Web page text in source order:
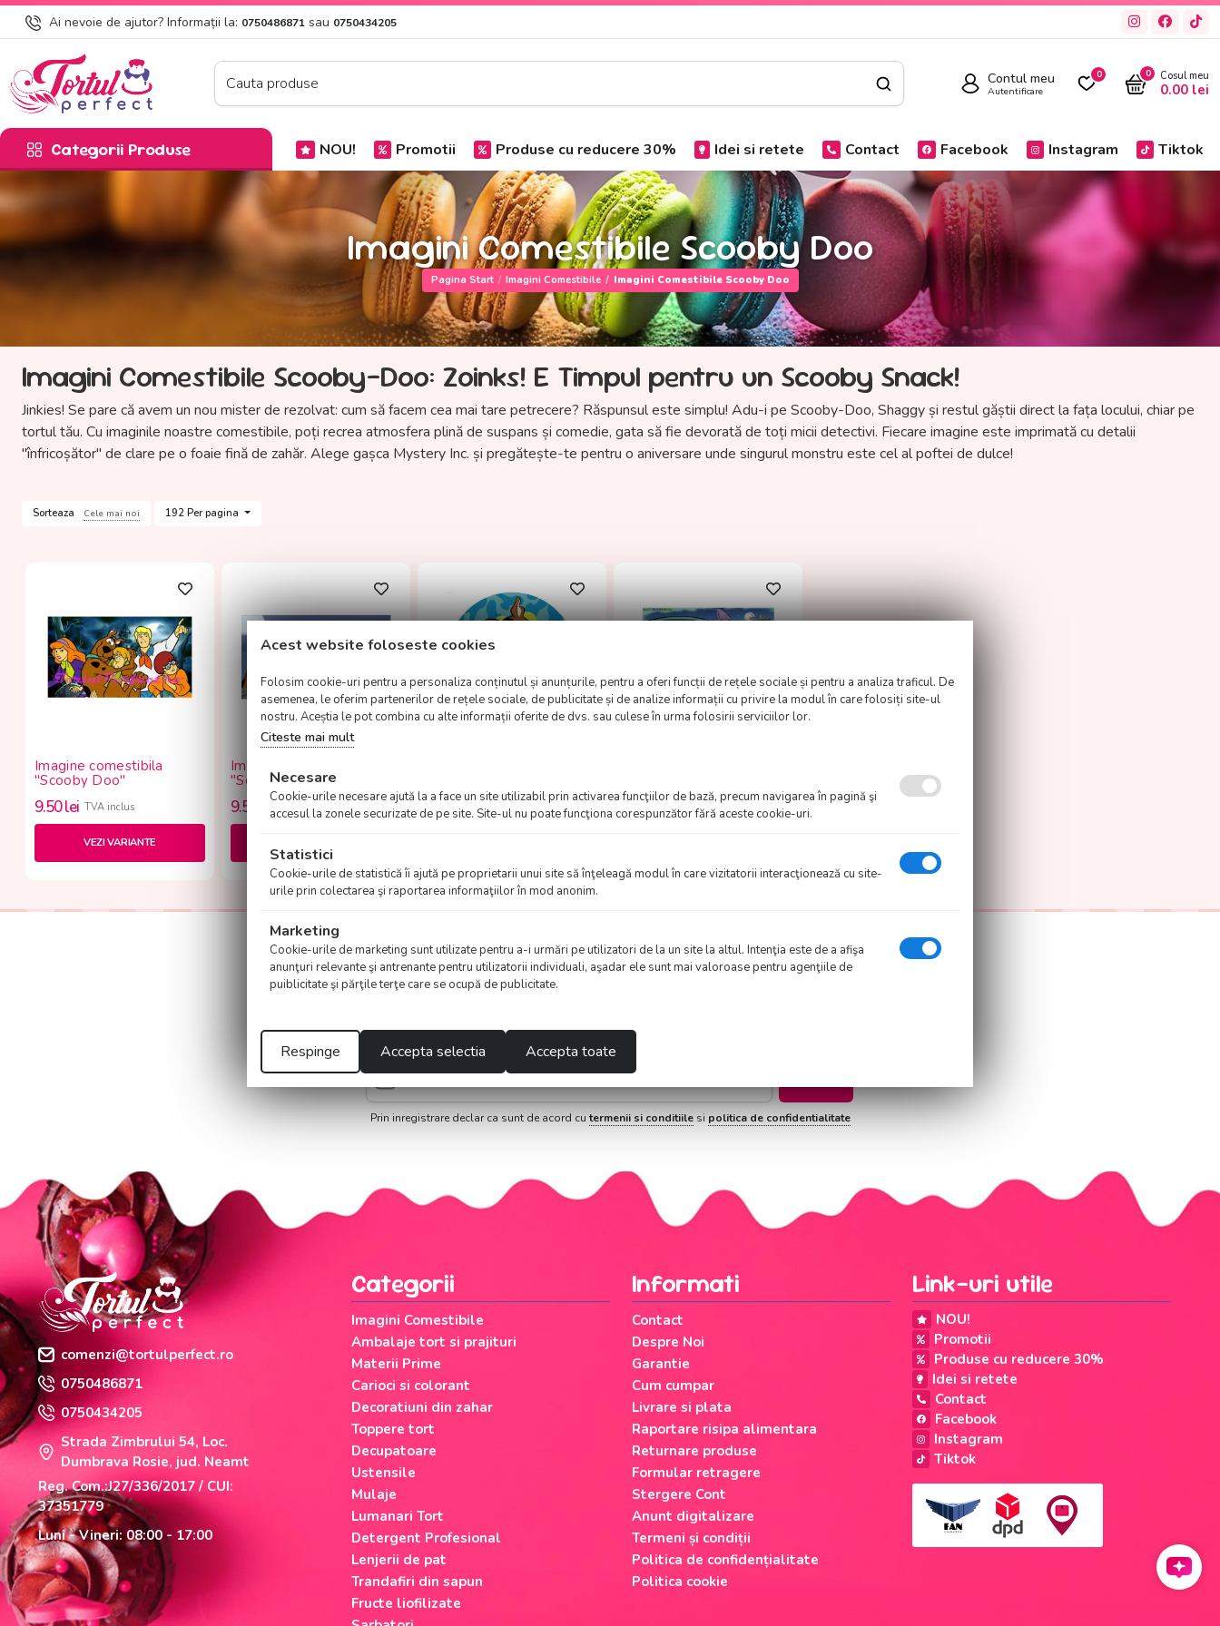
Ai nevoie de ajutor? Informații la: 0750486871 sau 0750434205
Contul meu
Autentificare
0 0 Cosul meu
0.00 lei
Categorii Produse NOU! Promotii Produse cu reducere 30% Idei si retete Contact Facebook Instagram Tiktok
Imagini Comestibile Scooby Doo
Pagina Start Imagini Comestibile Imagini Comestibile Scooby Doo
Imagini Comestibile Scooby-Doo: Zoinks! E Timpul pentru un Scooby Snack!
Jinkies! Se pare că avem un nou mister de rezolvat: cum să facem cea mai tare petrecere? Răspunsul este simplu! Adu-i pe Scooby-Doo, Shaggy și restul găștii direct la fața locului, chiar pe
tortul tău. Cu imaginile noastre comestibile, poți recrea atmosfera plină de suspans și comedie, gata să fie devorată de toți micii detectivi. Fiecare imagine este imprimată cu detalii
"înfricoșător" de clare pe o foaie fină de zahăr. Alege gașca Mystery Inc. și pregătește-te pentru o aniversare unde singurul monstru este cel al poftei de dulce!
Sorteaza Cele mai noi 192 Per pagina
Imagine comestibila
"Scooby Doo"
9.50lei TVA inclus
VEZI VARIANTE
Imagine comestibila
"Scooby Doo"
9.50 lei TVA inclus 9.50lei TVA inclus 9.50lei TVA inclus
Primesti informatii despre
produse noi, reduceri si multe altele.
Prin inregistrare declar ca sunt de acord cutermenii si conditiilesi politica de confidentialitate
comenzi@tortulperfect.ro
0750486871
0750434205
Strada Zimbrului 54, Loc.
Dumbrava Rosie, jud. Neamt
Reg. Com.:J27/336/2017 / CUI:
37351779
Luni - Vineri: 08:00 - 17:00
Categorii
Imagini Comestibile
Ambalaje tort si prajituri
Materii Prime
Carioci si colorant
Decoratiuni din zahar
Toppere tort
Decupatoare
Ustensile
Mulaje
Lumanari Tort
Detergent Profesional
Lenjerii de pat
Trandafiri din sapun
Fructe liofilizate
Informati
Contact
Despre Noi
Garantie
Cum cumpar
Livrare si plata
Raportare risipa alimentara
Returnare produse
Formular retragere
Stergere Cont
Anunt digitalizare
Termeni și condiții
Politica de confidențialitate
Politica cookie
Link-uri utile
NOU!
Promotii
Produse cu reducere 30%
Idei si retete
Contact
Facebook
Instagram
Tiktok
Acest website foloseste cookies
Folosim cookie-uri pentru a personaliza conținutul și anunțurile, pentru a oferi funcții de rețele sociale și pentru a analiza traficul. De
asemenea, le oferim partenerilor de rețele sociale, de publicitate și de analize informații cu privire la modul în care folosiți site-ul
nostru. Aceștia le pot combina cu alte informații oferite de dvs. sau culese în urma folosirii serviciilor lor.
Citeste mai mult
Necesare
Cookie-urile necesare ajută la a face un site utilizabil prin activarea funcţiilor de bază, precum navigarea în pagină şi
accesul la zonele securizate de pe site. Site-ul nu poate funcţiona corespunzător fără aceste cookie-uri.
Statistici
Cookie-urile de statistică îi ajută pe proprietarii unui site să înţeleagă modul în care vizitatorii interacţionează cu site-
urile prin colectarea şi raportarea informaţiilor în mod anonim.
Marketing
Cookie-urile de marketing sunt utilizate pentru a-i urmări pe utilizatori de la un site la altul. Intenţia este de a afişa
anunţuri relevante şi antrenante pentru utilizatorii individuali, aşadar ele sunt mai valoroase pentru agenţiile de
puiblicitate şi părţile terţe care se ocupă de publicitate.
Respinge Accepta selectia Accepta toate